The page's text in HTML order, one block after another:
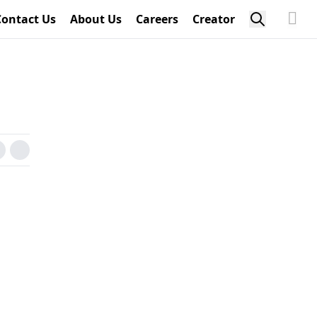
Us About Us Careers Creator